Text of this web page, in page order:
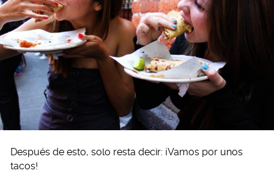
Después de esto, solo resta decir: ¡Vamos por unos
tacos!